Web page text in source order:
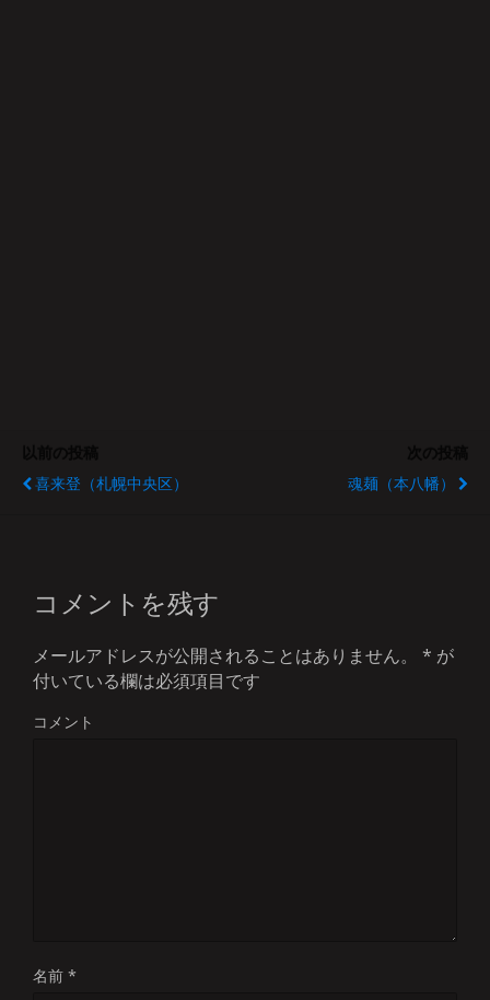
喜来登（札幌中央区）
魂麺（本八幡）
コメントを残す
メールアドレスが公開されることはありません。 * が
付いている欄は必須項目です
コメント
名前 *